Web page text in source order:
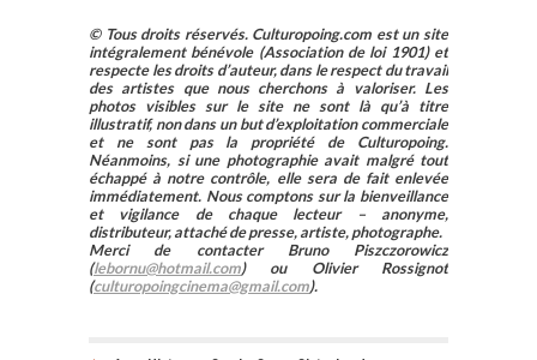
© Tous droits réservés. Culturopoing.com est un site
intégralement bénévole (Association de loi 1901) et
respecte les droits d’auteur, dans le respect du travail
des artistes que nous cherchons à valoriser. Les
photos visibles sur le site ne sont là qu’à titre
illustratif, non dans un but d’exploitation commerciale
et ne sont pas la propriété de Culturopoing.
Néanmoins, si une photographie avait malgré tout
échappé à notre contrôle, elle sera de fait enlevée
immédiatement. Nous comptons sur la bienveillance
et vigilance de chaque lecteur – anonyme,
distributeur, attaché de presse, artiste, photographe.
Merci de contacter Bruno Piszczorowicz
(lebornu@hotmail.com) ou Olivier Rossignot
(culturopoingcinema@gmail.com).